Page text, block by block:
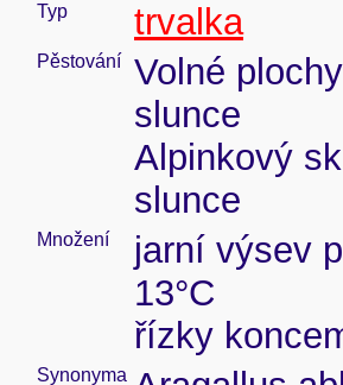
Typ
trvalka
Pěstování
Volné
slunce
Alpinkový
slunce
Množení
jarní výsev
13°C
řízky
Synonyma